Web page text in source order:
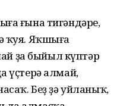
ғына тигәндәре,
ҡуя. Яҡшыға
ҙа быйыл күптәр
үҫтерә алмай,
Беҙ ҙә уйланыҡ,